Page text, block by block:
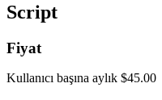
Script
Fiyat
Kullanıcı başına aylık $45.00